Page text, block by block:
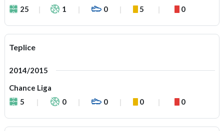
25 1 0 5 0
Teplice
2014/2015
Chance Liga
5
0 0 0 0